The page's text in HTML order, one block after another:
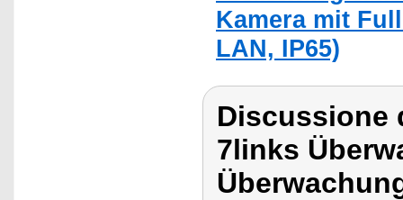
Kamera mit
LAN, IP65)
Discussione
7links